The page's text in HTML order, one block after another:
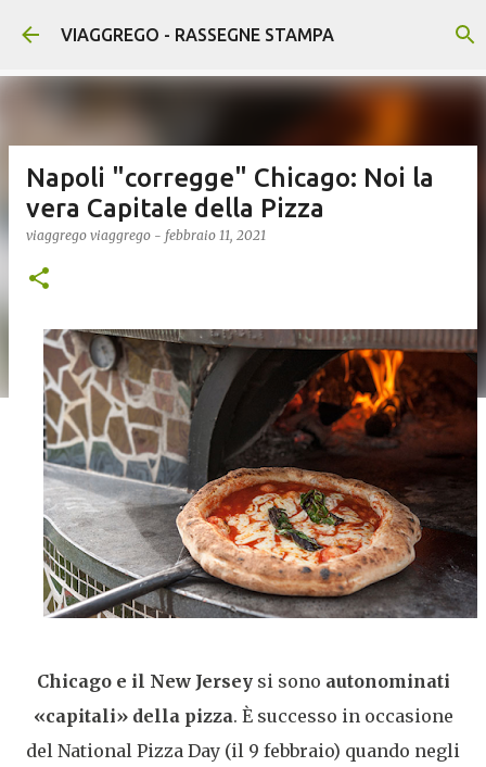
Passa ai contenuti principali
VIAGGREGO - RASSEGNE STAMPA
Napoli "corregge" Chicago: Noi la
vera Capitale della Pizza
viaggrego viaggrego - febbraio 11, 2021
Chicago e il New Jerseysi sono autonominati
«capitali» della pizza. È successo in occasione
del National Pizza Day (il 9 febbraio) quando negli